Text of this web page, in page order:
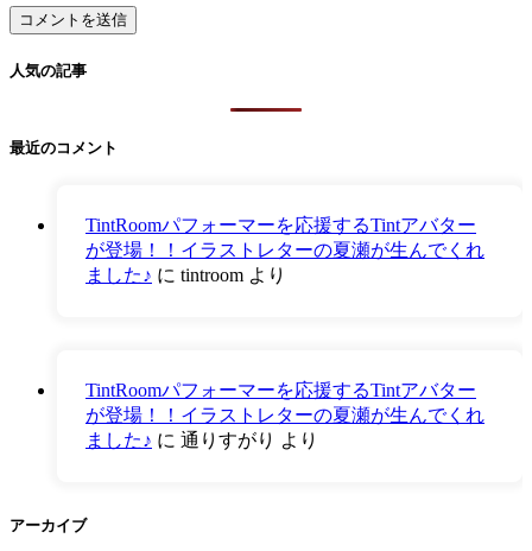
人気の記事
最近のコメント
TintRoomパフォーマーを応援するTintアバター
が登場！！イラストレターの夏瀬が生んでくれ
ました♪ に tintroom より
TintRoomパフォーマーを応援するTintアバター
が登場！！イラストレターの夏瀬が生んでくれ
ました♪ に 通りすがり より
アーカイブ